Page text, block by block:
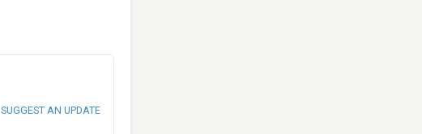
SUGGEST AN UPDATE